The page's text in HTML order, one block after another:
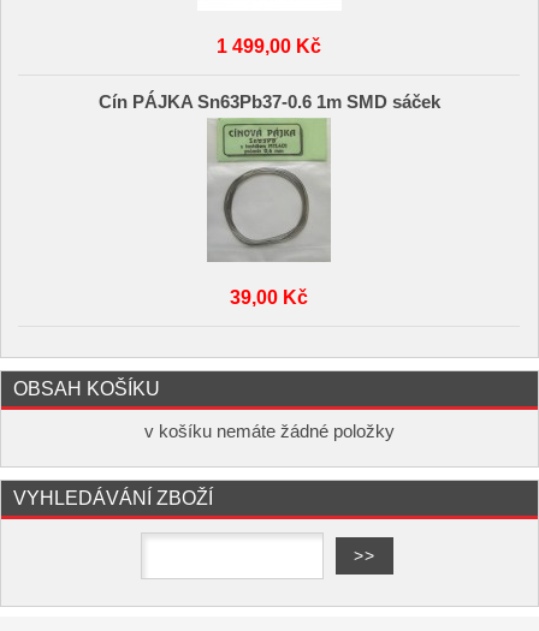
1 499,00 Kč
Cín PÁJKA Sn63Pb37-0.6 1m SMD sáček
39,00 Kč
OBSAH KOŠÍKU
v košíku nemáte žádné položky
VYHLEDÁVÁNÍ ZBOŽÍ